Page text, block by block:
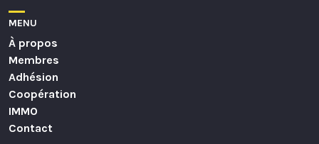
MENU
À propos
Membres
Adhésion
Coopération
IMMO
Contact